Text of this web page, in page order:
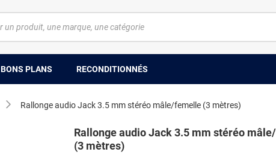
BONS PLANS RECONDITIONNÉS
Rallonge audio Jack 3.5 mm stéréo mâle/femelle (3 mètres)
Rallonge audio Jack 3.5 mm stéréo
(3 mètres)